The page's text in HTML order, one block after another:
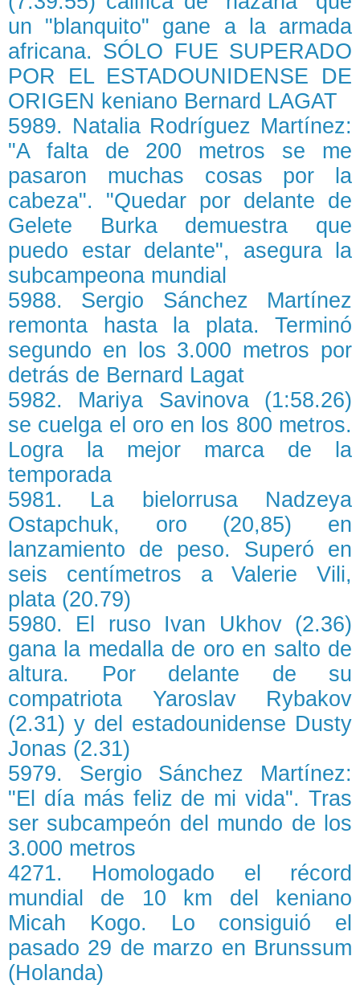
un "blanquito" gane a la armada
africana. SÓLO FUE SUPERADO
POR EL ESTADOUNIDENSE DE
ORIGEN keniano Bernard LAGAT
5989. Natalia Rodríguez Martínez:
"A falta de 200 metros se me
pasaron muchas cosas por la
cabeza". "Quedar por delante de
Gelete Burka demuestra que
puedo estar delante", asegura la
subcampeona mundial
5988. Sergio Sánchez Martínez
remonta hasta la plata. Terminó
segundo en los 3.000 metros por
detrás de Bernard Lagat
5982. Mariya Savinova (1:58.26)
se cuelga el oro en los 800 metros.
Logra la mejor marca de la
temporada
5981. La bielorrusa Nadzeya
Ostapchuk, oro (20,85) en
lanzamiento de peso. Superó en
seis centímetros a Valerie Vili,
plata (20.79)
5980. El ruso Ivan Ukhov (2.36)
gana la medalla de oro en salto de
altura. Por delante de su
compatriota Yaroslav Rybakov
(2.31) y del estadounidense Dusty
Jonas (2.31)
5979. Sergio Sánchez Martínez:
"El día más feliz de mi vida". Tras
ser subcampeón del mundo de los
3.000 metros
4271. Homologado el récord
mundial de 10 km del keniano
Micah Kogo. Lo consiguió el
pasado 29 de marzo en Brunssum
(Holanda)